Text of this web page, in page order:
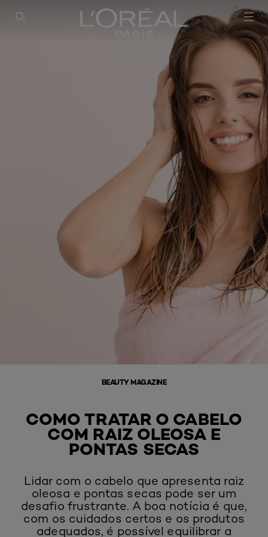
PESQUISAR NESTE SÍTIO
BEAUTY MAGAZINE
COMO TRATAR O CABELO
COM RAIZ OLEOSA E
PONTAS SECAS
Lidar com o cabelo que apresenta raiz
oleosa e pontas secas pode ser um
desafio frustrante. A boa notícia é que,
com os cuidados certos e os produtos
adequados, é possível equilibrar a